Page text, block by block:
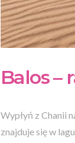
Balos –
Wypłyń z Chanii
znajduje się w